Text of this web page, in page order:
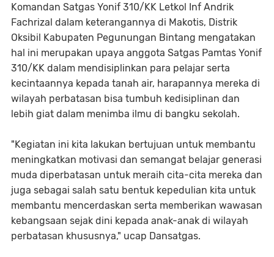
Komandan Satgas Yonif 310/KK Letkol Inf Andrik
Fachrizal dalam keterangannya di Makotis, Distrik
Oksibil Kabupaten Pegunungan Bintang mengatakan
hal ini merupakan upaya anggota Satgas Pamtas Yonif
310/KK dalam mendisiplinkan para pelajar serta
kecintaannya kepada tanah air, harapannya mereka di
wilayah perbatasan bisa tumbuh kedisiplinan dan
lebih giat dalam menimba ilmu di bangku sekolah.
"Kegiatan ini kita lakukan bertujuan untuk membantu
meningkatkan motivasi dan semangat belajar generasi
muda diperbatasan untuk meraih cita-cita mereka dan
juga sebagai salah satu bentuk kepedulian kita untuk
membantu mencerdaskan serta memberikan wawasan
kebangsaan sejak dini kepada anak-anak di wilayah
perbatasan khususnya," ucap Dansatgas.